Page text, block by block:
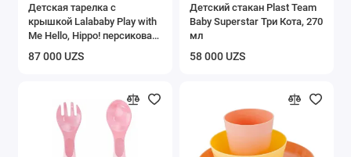
Показать все
Детская тарелка с
крышкой Lalababy Play with
Me Hello, Hippo! персиковая
87 000 UZS
Детский стакан Plast Team
Baby Superstar Три Кота, 270
мл
58 000 UZS